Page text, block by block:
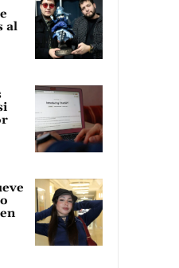
al